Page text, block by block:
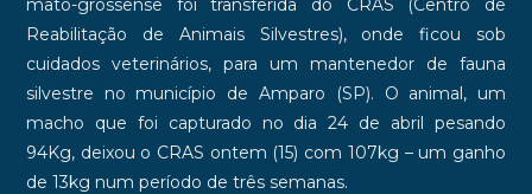
mato-grossense foi transferida do CRAS (Centro de
Reabilitação de Animais Silvestres), onde ficou sob
cuidados veterinários, para um mantenedor de fauna
silvestre no município de Amparo (SP). O animal, um
macho que foi capturado no dia 24 de abril pesando
94Kg, deixou o CRAS ontem (15) com 107kg – um ganho
de 13kg num período de três semanas.